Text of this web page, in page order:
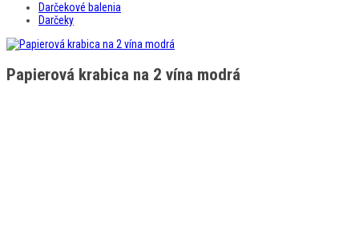
Darčekové balenia
Darčeky
Papierová krabica na 2 vína modrá